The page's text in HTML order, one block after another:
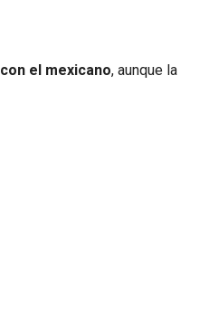
el mexicano, aunque la